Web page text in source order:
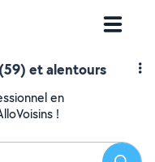
et alentours
en
!